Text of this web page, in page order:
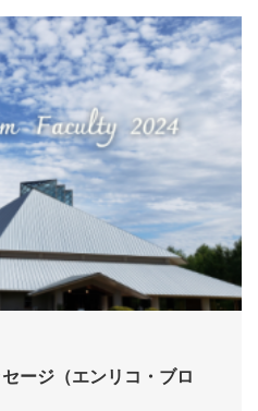
ージ（エンリコ・ブロ